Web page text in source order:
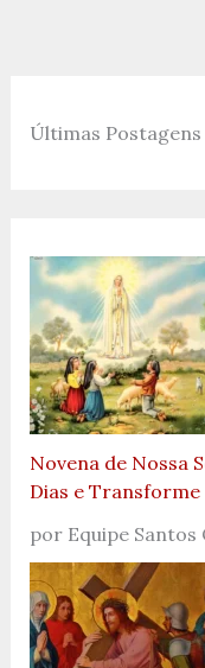
Últimas Postagens
Novena de Nossa
Dias e Transforme
por Equipe Santos